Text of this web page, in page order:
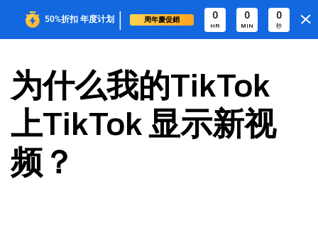
50%折扣 年度计划 | 周年慶促銷 0
HR
0
MIN
0
秒
为什么我的TikTok
上TikTok 显示新视
频？